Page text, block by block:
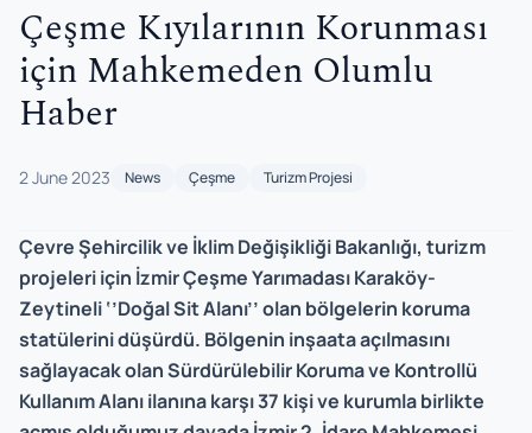
Çeşme Kıyılarının Korunması
için Mahkemeden Olumlu
Haber
2 June 2023 News Çeşme Turizm Projesi
Çevre Şehircilik ve İklim Değişikliği Bakanlığı, turizm
projeleri için İzmir Çeşme Yarımadası Karaköy-
Zeytineli ‘’Doğal Sit Alanı’’ olan bölgelerin koruma
statülerini düşürdü. Bölgenin inşaata açılmasını
sağlayacak olan Sürdürülebilir Koruma ve Kontrollü
Kullanım Alanı ilanına karşı 37 kişi ve kurumla birlikte